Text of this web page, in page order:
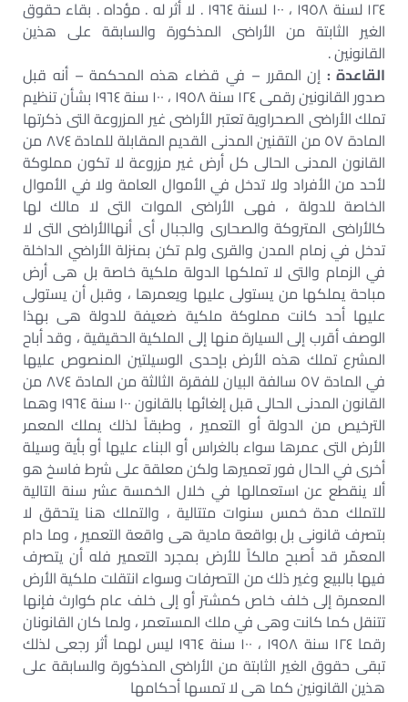
١٢٤ لسنة ١٩٥٨ ، ١٠٠ لسنة ١٩٦٤ . لا أثر له . مؤداه . بقاء حقوق
الغير الثابتة من الأراضى المذكورة والسابقة على هذين
القانونين .
القاعدة :إن المقرر – في قضاء هذه المحكمة – أنه قبل
صدور القانونين رقمى ١٢٤ سنة ١٩٥٨ ، ١٠٠ سنة ١٩٦٤ بشأن تنظيم
تملك الأراضى الصحراوية تعتبر الأراضى غير المزروعة التى ذكرتها
المادة ٥٧ من التقنين المدنى القديم المقابلة للمادة ٨٧٤ من
القانون المدنى الحالى كل أرض غير مزروعة لا تكون مملوكة
لأحد من الأفراد ولا تدخل في الأموال العامة ولا في الأموال
الخاصة للدولة ، فهى الأراضى الموات التى لا مالك لها
كالأراضى المتروكة والصحارى والجبال أى أنهاالأراضى التى لا
تدخل في زمام المدن والقرى ولم تكن بمنزلة الأراضي الداخلة
في الزمام والتى لا تملكها الدولة ملكية خاصة بل هى أرض
مباحة يملكها من يستولى عليها ويعمرها ، وقبل أن يستولى
عليها أحد كانت مملوكة ملكية ضعيفة للدولة هى بهذا
الوصف أقرب إلى السيارة منها إلى الملكية الحقيقية ، وقد أباح
المشرع تملك هذه الأرض بإحدى الوسيلتين المنصوص عليها
في المادة ٥٧ سالفة البيان للفقرة الثالثة من المادة ٨٧٤ من
القانون المدنى الحالى قبل إلغائها بالقانون ١٠٠ سنة ١٩٦٤ وهما
الترخيص من الدولة أو التعمير ، وطبقاً لذلك يملك المعمر
الأرض التى عمرها سواء بالغراس أو البناء عليها أو بأية وسيلة
أخرى في الحال فور تعميرها ولكن معلقة على شرط فاسخ هو
ألا ينقطع عن استعمالها في خلال الخمسة عشر سنة التالية
للتملك مدة خمس سنوات متتالية ، والتملك هنا يتحقق لا
بتصرف قانونى بل بواقعة مادية هى واقعة التعمير ، وما دام
المعمّر قد أصبح مالكاً للأرض بمجرد التعمير فله أن يتصرف
فيها بالبيع وغير ذلك من التصرفات وسواء انتقلت ملكية الأرض
المعمرة إلى خلف خاص كمشتر أو إلى خلف عام كوارث فإنها
تتنقل كما كانت وهى في ملك المستعمر ، ولما كان القانونان
رقما ١٢٤ سنة ١٩٥٨ ، ١٠٠ سنة ١٩٦٤ ليس لهما أثر رجعى لذلك
تبقى حقوق الغير الثابتة من الأراضى المذكورة والسابقة على
هذين القانونين كما هى لا تمسها أحكامها